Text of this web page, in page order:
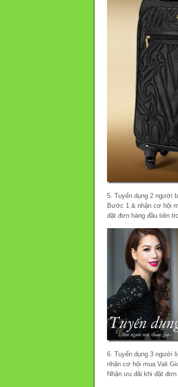
5. Tuyển dụng 2 người
Bước 1 & nhận cơ hội
đặt đơn hàng đầu tiên
6. Tuyển dụng 3 người
nhận cơ hội mua Vali
Nhận ưu đãi khi đặt